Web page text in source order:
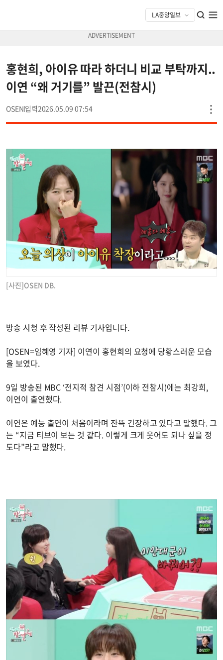
홍현희, 아이유 따라 하더니 비교 부탁까지..
이연 “왜 거기를” 발끈(전참시)
OSEN 2026.05.09 07:54
[사진]OSEN DB.
방송 시청 후 작성된 리뷰 기사입니다.
[OSEN=임혜영 기자] 이연이 홍현희의 요청에 당황스러운 모습
을 보였다.
9일 방송된 MBC ‘전지적 참견 시점’(이하 전참시)에는 최강희,
이연이 출연했다.
이연은 예능 출연이 처음이라며 잔뜩 긴장하고 있다고 말했다. 그
는 “지금 티브이 보는 것 같다. 이렇게 크게 웃어도 되나 싶을 정
도다”라고 말했다.